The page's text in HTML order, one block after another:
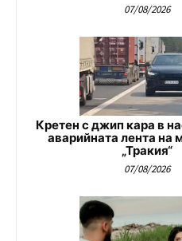
07/08/2026
Кретен с джип кара в
аварийната лента на
„Тракия“
07/08/2026